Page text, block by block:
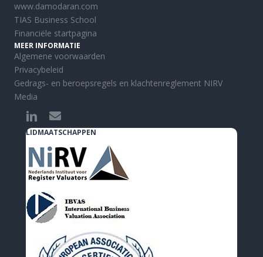
www.damodaran.com
TIAS Business School
Financiële startpagina
MEER INFORMATIE
Algemene voorwaarden
Privacybeleid
Gedrags- en beroepsregels en klachtenreglement NIRV
Media
LIDMAATSCHAPPEN